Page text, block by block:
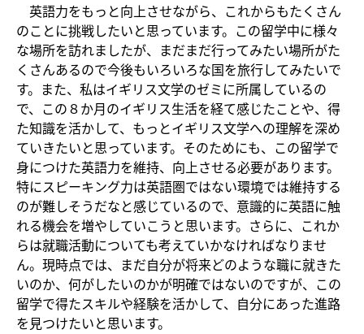
英語力をもっと向上させながら、これからもたくさん
のことに挑戦したいと思っています。この留学中に様々
な場所を訪れましたが、まだまだ行ってみたい場所がた
くさんあるので今後もいろいろな国を旅行してみたいで
す。また、私はイギリス文学のゼミに所属しているの
で、この８か月のイギリス生活を経て感じたことや、得
た知識を活かして、もっとイギリス文学への理解を深め
ていきたいと思っています。そのためにも、この留学で
身につけた英語力を維持、向上させる必要があります。
特にスピーキング力は英語圏ではない環境では維持する
のが難しそうだなと感じているので、意識的に英語に触
れる機会を増やしていこうと思います。さらに、これか
らは就職活動についても考えていかなければなりませ
ん。現時点では、まだ自分が将来どのような職に就きた
いのか、何がしたいのかが明確ではないのですが、この
留学で得たスキルや経験を活かして、自分にあった進路
を見つけたいと思います。